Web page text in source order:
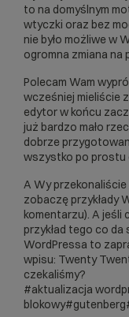
to na domyślnym
wtyczki oraz bez
nie było możliwe w
ogromna zmiana na
Polecam Wam
wcześniej mieliście
edytor w końcu
już bardzo mało
dobrze
wszystko po prostu
A Wy
zobaczę przykłady
komentarzu). A jeśli
przykład tego co
WordPressa to
wpisu: Twenty
czekaliśmy?
#aktualizacja
blokowy#gutenberg